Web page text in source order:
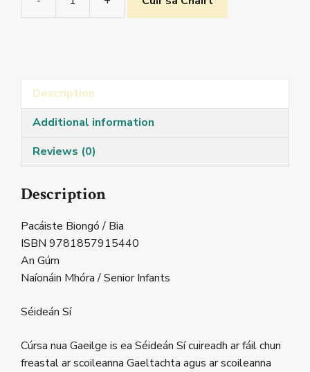
Pacáiste
Description
Additional information
Reviews (0)
Description
Pacáiste Biongó / Bia
ISBN 9781857915440
An Gúm
Naíonáin Mhóra / Senior Infants
Séideán Sí
Cúrsa nua Gaeilge is ea Séideán Sí cuireadh ar fáil chun
freastal ar scoileanna Gaeltachta agus ar scoileanna